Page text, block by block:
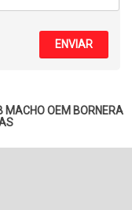
ENVIAR
OEM BORNERA